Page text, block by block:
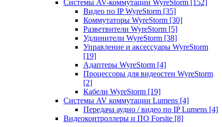
Системы AV-коммутации WyreStorm [152]
Видео по IP WyreStorm [35]
Коммутаторы WyreStorm [30]
Разветвители WyreStorm [5]
Удлинители WyreStorm [38]
Управление и аксессуары WyreStorm
[19]
Адаптеры WyreStorm [4]
Процессоры для видеостен WyreStorm
[2]
Кабели WyreStorm [19]
Системы AV коммутации Lumens [4]
Передача аудио / видео по IP Lumens [4]
Видеоконтроллеры и ПО Forsite [8]